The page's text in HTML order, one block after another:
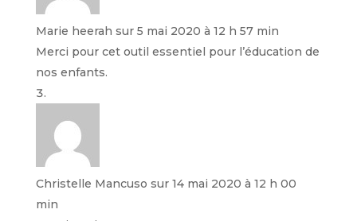
Marie heerah sur 5 mai 2020 à 12 h 57 min
Merci pour cet outil essentiel pour l’éducation de
nos enfants.
Christelle Mancuso sur 14 mai 2020 à 12 h 00
min